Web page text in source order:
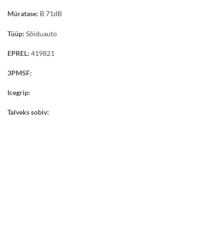
Müratase: B 71dB
Tüüp: Sõiduauto
EPREL: 419821
3PMSF:
Icegrip:
Talveks sobiv: